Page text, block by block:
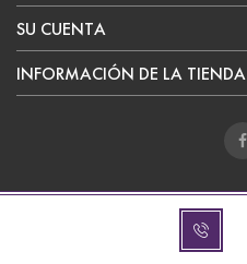
SU CUENTA
INFORMACIÓN DE LA TIENDA